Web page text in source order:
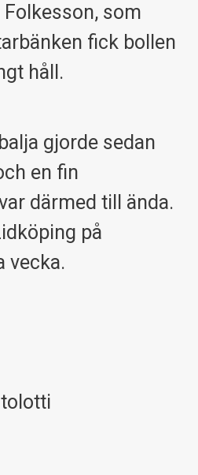
som
fick bollen
håll.
gjorde sedan
en fin
därmed till ända.
på
vecka.